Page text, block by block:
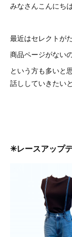
みなさんこんにち
最近はセレクトが
商品ページがない
という方も多いと
話ししていきたい
✳︎レースアップ